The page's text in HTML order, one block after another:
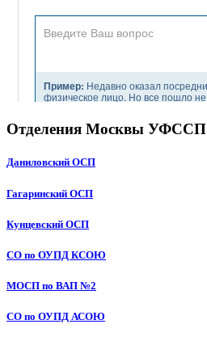
Отделения Москвы УФССП
Даниловский ОСП
Гагаринский ОСП
Кунцевский ОСП
СО по ОУПД КСОЮ
МОСП по ВАП №2
СО по ОУПД АСОЮ